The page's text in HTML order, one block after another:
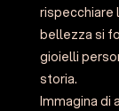
rispecchiare
bellezza si
gioielli
storia.
Immagina di